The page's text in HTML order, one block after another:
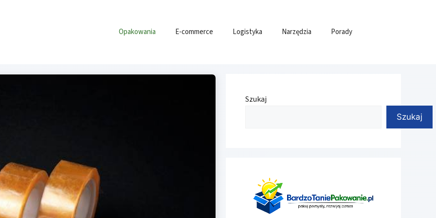
Opakowania E-commerce Logistyka Narzędzia Porady
Szukaj
Szukaj